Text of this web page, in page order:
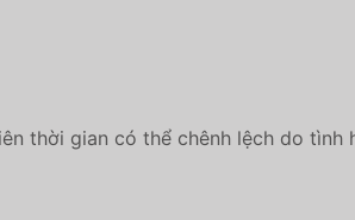
thời gian có thể chênh lệch do tình